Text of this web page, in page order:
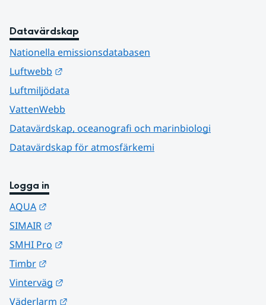
Datavärdskap
Nationella emissionsdatabasen
Luftwebb
Luftmiljödata
VattenWebb
Datavärdskap, oceanografi och marinbiologi
Datavärdskap för atmosfärkemi
Logga in
AQUA
SIMAIR
SMHI Pro
Timbr
Vinterväg
Väderlarm